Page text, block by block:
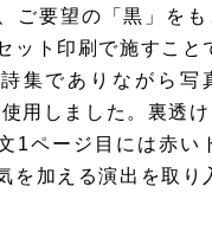
ご要望の「黒」を
ット印刷で施すこと
集でありながら写
用しました。裏透
1ページ目には赤い
を加える演出を取り